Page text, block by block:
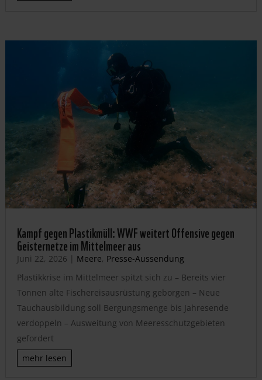
Kampf gegen Plastikmüll: WWF weitert Offensive gegen
Geisternetze im Mittelmeer aus
Juni 22, 2026 | Meere, Presse-Aussendung
Plastikkrise im Mittelmeer spitzt sich zu – Bereits vier
Tonnen alte Fischereisausrüstung geborgen – Neue
Tauchausbildung soll Bergungsmenge bis Jahresende
verdoppeln – Ausweitung von Meeresschutzgebieten
gefordert
mehr lesen